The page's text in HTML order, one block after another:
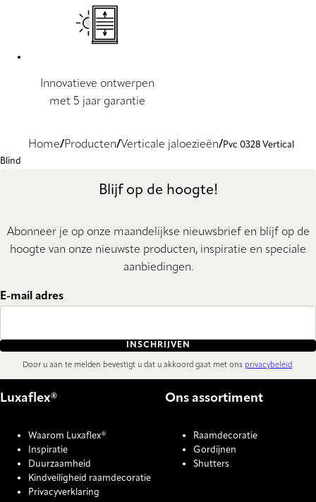
Innovatieve ontwerpen
met 5 jaar garantie
Home Producten Verticale jaloezieën
Pvc 0328 Vertical
Blind
Blijf op de hoogte!
Abonneer je op onze maandelijkse nieuwsbrief en blijf op de
hoogte van onze nieuwste producten, inspiratie en speciale
aanbiedingen.
E-mail adres
INSCHRIJVEN
Door u aan te melden bevestigt u dat u akkoord gaat met ons privacybeleid.
Luxaflex®
Waarom Luxaflex®
Inspiratie
Duurzaamheid
Kindveiligheid raamdecoratie
Privacyverklaring
Ons assortiment
Raamdecoratie
Gordijnen
Shutters